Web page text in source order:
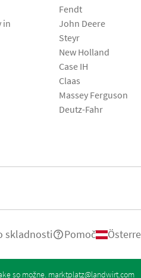
in
Fendt
John Deere
Steyr
New Holland
Case IH
Claas
Massey Ferguson
Deutz-Fahr
skladnosti Pomoč
so možne. marktplatz@landwirt.com